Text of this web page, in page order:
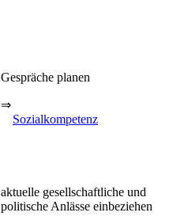
Gespräche planen
⇒
Sozialkompetenz
aktuelle gesellschaftliche und
politische Anlässe einbeziehen